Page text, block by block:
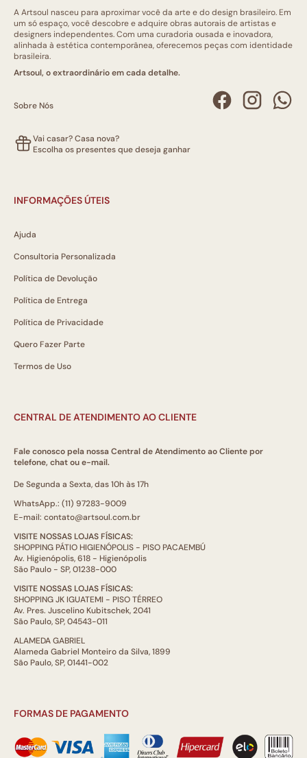
A Artsoul nasceu para aproximar você da arte e do design brasileiro. Em
um só espaço, você descobre e adquire obras autorais de artistas e
designers independentes. Com uma curadoria ousada e inovadora,
alinhada à estética contemporânea, oferecemos peças com identidade
brasileira.
Artsoul, o extraordinário em cada detalhe.
Sobre Nós
Vai casar? Casa nova?
Escolha os presentes que deseja ganhar
INFORMAÇÕES ÚTEIS
Ajuda
Consultoria Personalizada
Política de Devolução
Política de Entrega
Política de Privacidade
Quero Fazer Parte
Termos de Uso
CENTRAL DE ATENDIMENTO AO CLIENTE
Fale conosco pela nossa Central de Atendimento ao Cliente por
telefone, chat ou e-mail.
De Segunda a Sexta, das 10h às 17h
WhatsApp.: (11) 97283-9009
E-mail: contato@artsoul.com.br
VISITE NOSSAS LOJAS FÍSICAS:
SHOPPING PÁTIO HIGIENÓPOLIS - PISO PACAEMBÚ
Av. Higienópolis, 618 - Higienópolis
São Paulo - SP, 01238-000
VISITE NOSSAS LOJAS FÍSICAS:
SHOPPING JK IGUATEMI - PISO TÉRREO
Av. Pres. Juscelino Kubitschek, 2041
São Paulo, SP, 04543-011
ALAMEDA GABRIEL
Alameda Gabriel Monteiro da Silva, 1899
São Paulo, SP, 01441-002
FORMAS DE PAGAMENTO